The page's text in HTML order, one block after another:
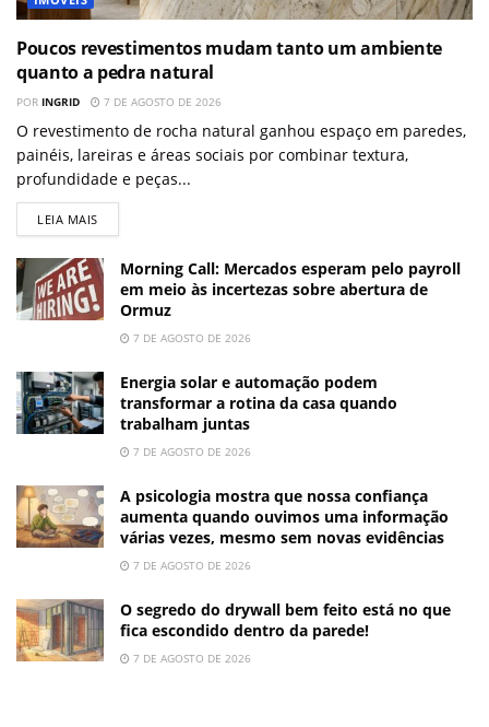
Poucos revestimentos mudam tanto um ambiente
quanto a pedra natural
POR INGRID 7 DE AGOSTO DE 2026
O revestimento de rocha natural ganhou espaço em paredes,
painéis, lareiras e áreas sociais por combinar textura,
profundidade e peças...
LEIA MAIS
Morning Call: Mercados esperam pelo payroll
em meio às incertezas sobre abertura de
Ormuz
7 DE AGOSTO DE 2026
Energia solar e automação podem
transformar a rotina da casa quando
trabalham juntas
7 DE AGOSTO DE 2026
A psicologia mostra que nossa confiança
aumenta quando ouvimos uma informação
várias vezes, mesmo sem novas evidências
7 DE AGOSTO DE 2026
O segredo do drywall bem feito está no que
fica escondido dentro da parede!
7 DE AGOSTO DE 2026